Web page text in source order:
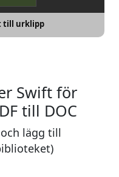
till urklipp
Swift för
till DOC
lägg till